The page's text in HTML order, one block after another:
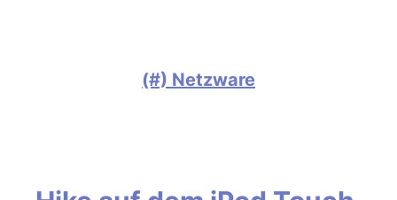
(#) Netzware